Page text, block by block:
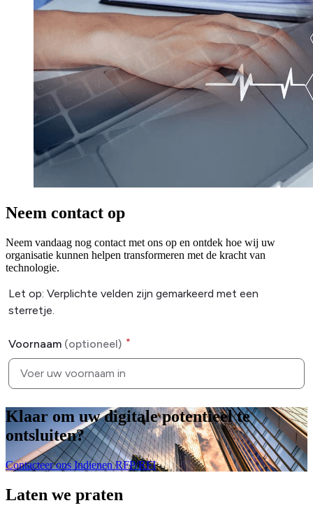
Neem contact op
Neem vandaag nog contact met ons op en ontdek hoe wij uw
organisatie kunnen helpen transformeren met de kracht van
technologie.
Klaar om uw digitale potentieel te
ontsluiten?
Contacteer onsIndienen RFP/RFI
Laten we praten